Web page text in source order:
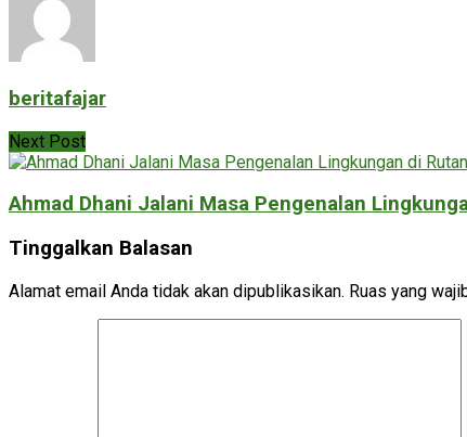
beritafajar
Next Post
Ahmad Dhani Jalani Masa Pengenalan
Tinggalkan Balasan
Alamat email Anda tidak akan dipublikasikan. Ruas yang